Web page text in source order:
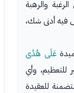
والرهبة
فيه أدنى شك،
عَلَى هُدًى
وأي
للعقيدة